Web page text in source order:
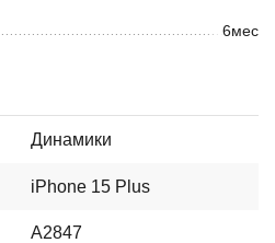
6мес
Динамики
iPhone 15 Plus
A2847